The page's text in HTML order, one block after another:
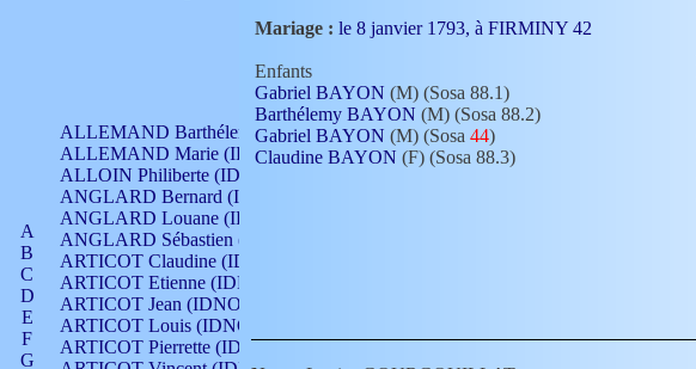
A
B
C
D
E
F
G
ALLEMAND Barthélemy (IDNO 330)
ALLEMAND Marie (IDNO 165)
ALLOIN Philiberte (IDNO 449)
ANGLARD Bernard (IDNO 4)
ANGLARD Louane (IDNO 4)
ANGLARD Sébastien (IDNO 4)
ARTICOT Claudine (IDNO 105)
ARTICOT Etienne (IDNO 420)
ARTICOT Jean (IDNO 210)
ARTICOT Louis (IDNO 420)
ARTICOT Pierrette (IDNO 210)
Mariage : le 8 janvier 1793, à FIRMINY 42
Enfants
Gabriel BAYON (M) (Sosa 88.1)
Barthélemy BAYON (M) (Sosa 88.2)
Gabriel BAYON (M) (Sosa 44)
Claudine BAYON (F) (Sosa 88.3)